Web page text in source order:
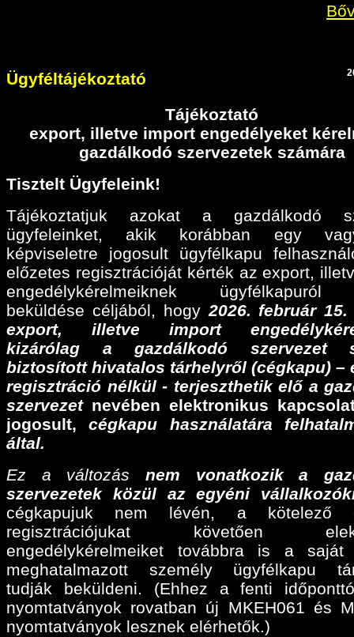
Ügyféltájékoztató
Tájékoztató
export, illetve import engedélyeket
gazdálkodó szervezetek számára
Tisztelt Ügyfeleink!
Tájékoztatjuk azokat a gazdálkodó
ügyfeleinket, akik korábban egy
képviseletre jogosult ügyfélkapu
előzetes regisztrációját kérték az export,
engedélykérelmeiknek ügyfélkapuról
beküldése céljából, hogy 2026. február
export, illetve import
kizárólag a gazdálkodó szervezet
biztosított hivatalos tárhelyről (cégkapu) –
regisztráció nélkül - terjeszthetik elő a
szervezet nevében elektronikus
jogosult, cégkapu használatára
által.
Ez a változás nem vonatkozik a
szervezetek közül az egyéni
cégkapujuk nem lévén, a kötelező
regisztrációjukat követően
engedélykérelmeiket továbbra is a
meghatalmazott személy ügyfélkapu
tudják beküldeni. (Ehhez a fenti
nyomtatványok rovatban új MKEH061 és
nyomtatványok lesznek elérhetők.)